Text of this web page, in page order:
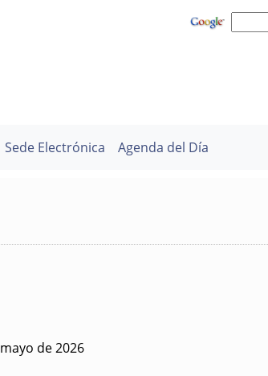
Sede Electrónica Agenda del Día
de 2026